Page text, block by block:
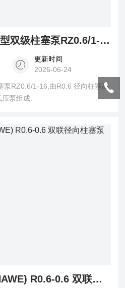
双级柱塞泵RZ0.6/1-16
更新时间
2026-06-24
泵RZ0.6/1-16,由R0.6 径向柱塞高
泵组成.
R0.6-0.6 双联径向柱塞泵